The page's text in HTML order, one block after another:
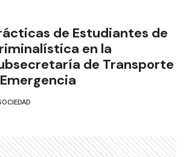
de Estudiantes de
en la
de Transporte